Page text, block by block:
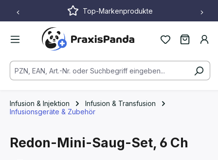
Zum Hauptinhalt springenTop-Markenprodukte
Infusion & Injektion
Infusion & Transfusion
Infusionsgeräte & Zubehör
Redon-Mini-Saug-Set, 6 Ch